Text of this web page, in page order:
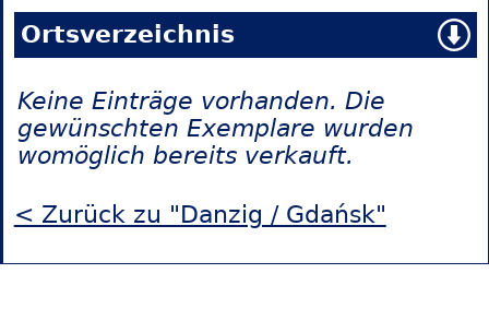
Ortsverzeichnis
Keine Einträge vorhanden. Die
gewünschten Exemplare wurden
womöglich bereits verkauft.
< Zurück zu "Danzig / Gdańsk"